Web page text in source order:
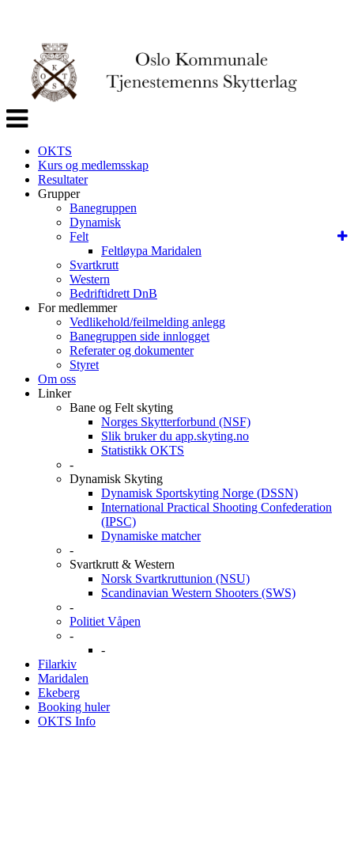
Veksle
navigasjon
OKTS
Kurs og medlemsskap
Resultater
Grupper
Banegruppen
Dynamisk
Felt
Feltløypa Maridalen
Svartkrutt
Western
Bedriftidrett DnB
For medlemmer
Vedlikehold/feilmelding anlegg
Banegruppen side innlogget
Referater og dokumenter
Styret
Om oss
Linker
Bane og Felt skyting
Norges Skytterforbund (NSF)
Slik bruker du app.skyting.no
Statistikk OKTS
-
Dynamisk Skyting
Dynamisk Sportskyting Norge (DSSN)
International Practical Shooting Confederation
(IPSC)
Dynamiske matcher
-
Svartkrutt & Western
Norsk Svartkruttunion (NSU)
Scandinavian Western Shooters (SWS)
-
Politiet Våpen
-
-
Filarkiv
Maridalen
Ekeberg
Booking huler
OKTS Info